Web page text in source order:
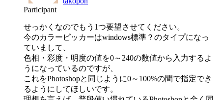
Participant
せっかくなのでもう1つ要望させてください。
今のカラーピッカーはwindows標準？のタイプになっ
ていまして、
色相・彩度・明度の値を0～240の数値から入力するよ
うになっているのですが、
これをPhotoshopと同じように0～100%の間で指定でき
るようにしてほしいです。